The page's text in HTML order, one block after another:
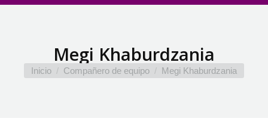
Megi Khaburdzania
Estás aquí:
Inicio Compañero de equipo Megi Khaburdzania